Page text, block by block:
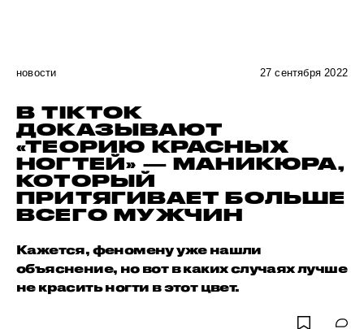
новости 27 сентября 2022
В TIKTOK
ДОКАЗЫВАЮТ
«ТЕОРИЮ КРАСНЫХ
НОГТЕЙ» — МАНИКЮРА,
КОТОРЫЙ
ПРИТЯГИВАЕТ БОЛЬШЕ
ВСЕГО МУЖЧИН
Кажется, феномену уже нашли
объяснение, но вот в каких случаях лучше
не красить ногти в этот цвет.